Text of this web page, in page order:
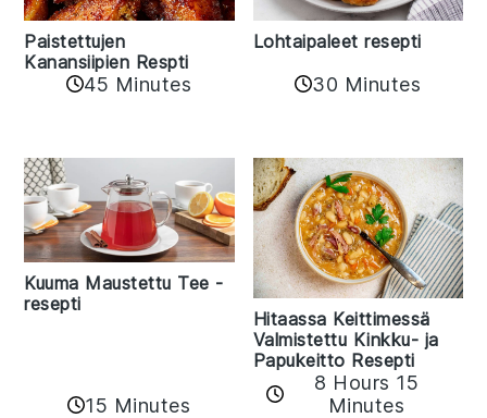
Paistettujen
Kanansiipien Respti
45 Minutes
Lohtaipaleet resepti
30 Minutes
Kuuma Maustettu Tee -
resepti
15 Minutes
Hitaassa Keittimessä
Valmistettu Kinkku- ja
Papukeitto Resepti
8 Hours 15
Minutes